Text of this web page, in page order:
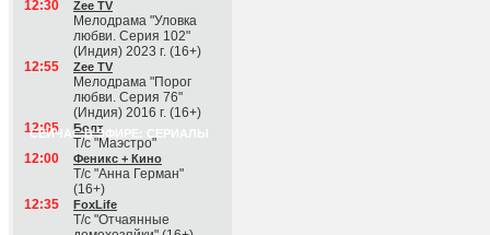
12:30
Zee TV
Мелодрама "Уловка
любви. Серия 102"
(Индия) 2023 г. (16+)
12:55
Zee TV
Мелодрама "Порог
любви. Серия 76"
(Индия) 2016 г. (16+)
СЕЙЧАС В ЭФИРЕ: СЕРИАЛЫ
12:05 Болт
Т/с "Маэстро"
12:00
Феникс + Кино
Т/с "Анна Герман"
(16+)
12:35
FoxLife
Т/с "Отчаянные